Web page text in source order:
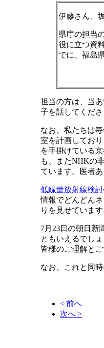
伊藤さん、
県庁の担当
役に立つ資
でに、福島
担当の方は、当
子を話してくださ
なお、私たちは
室を計画してお
を手掛けている
も、またNHKの
ています。医者
低線量放射線検
情報でどんどん
りを見せています
7月23日の朝日新
ともいえるでしょ
皆様のご理解と
なお、これと同
< 前へ
次へ >